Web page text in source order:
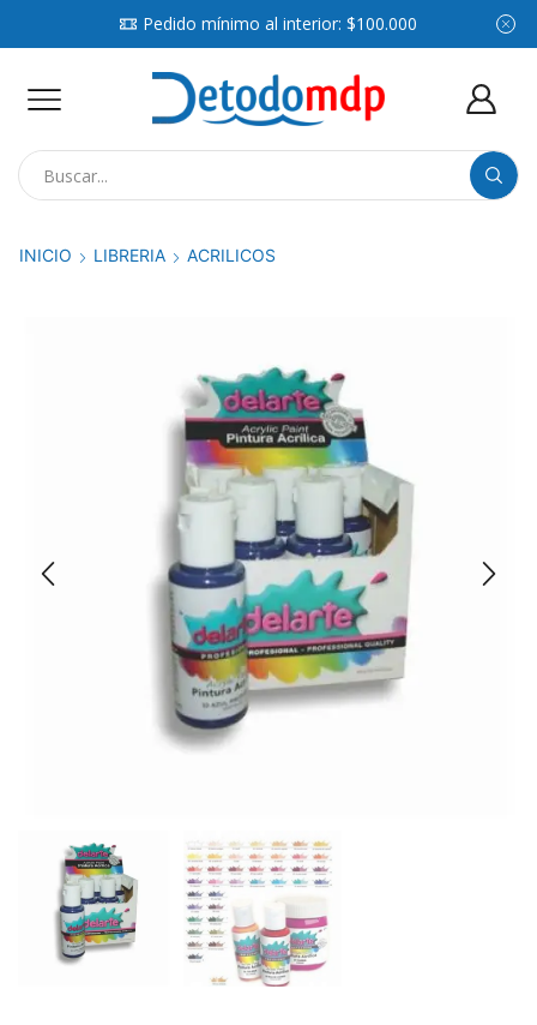
Pedido mínimo al interior: $100.000
INICIO LIBRERIA ACRILICOS